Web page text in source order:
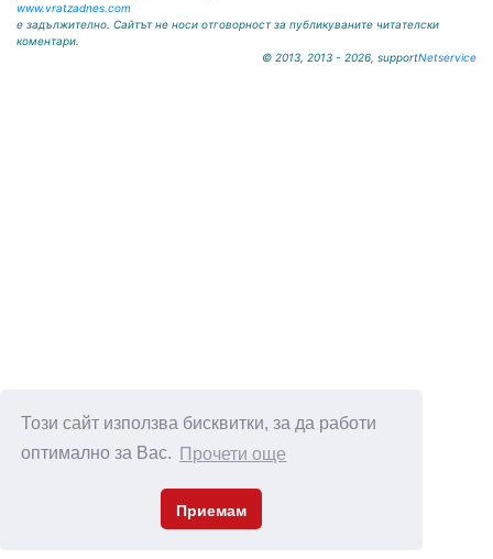
Този сайт използва бисквитки, за да работи
оптимално за Вас.
Прочети още
Приемам
www.vratzadnes.com
е задължително. Сайтът не носи отговорност за публикуваните читателски
коментари.
© 2013, 2013 - 2026, supportNetservice